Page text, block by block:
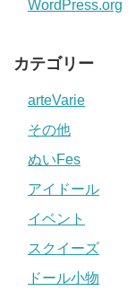
WordPress.org
カテゴリー
arteVarie
その他
ぬいFes
アイドール
イベント
スクイーズ
ドール小物